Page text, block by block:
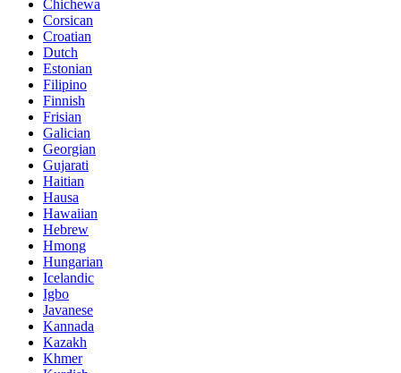
Chichewa
Corsican
Croatian
Dutch
Estonian
Filipino
Finnish
Frisian
Galician
Georgian
Gujarati
Haitian
Hausa
Hawaiian
Hebrew
Hmong
Hungarian
Icelandic
Igbo
Javanese
Kannada
Kazakh
Khmer